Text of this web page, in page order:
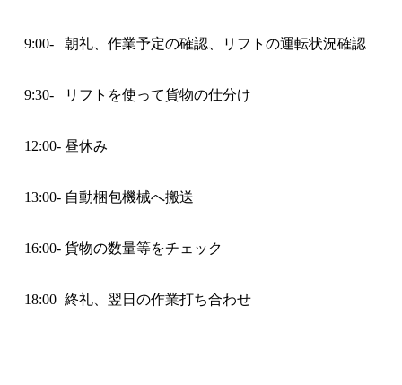
9:00- 朝礼、作業予定の確認、リフトの運転状況確認
9:30- リフトを使って貨物の仕分け
12:00- 昼休み
13:00- 自動梱包機械へ搬送
16:00- 貨物の数量等をチェック
18:00 終礼、翌日の作業打ち合わせ